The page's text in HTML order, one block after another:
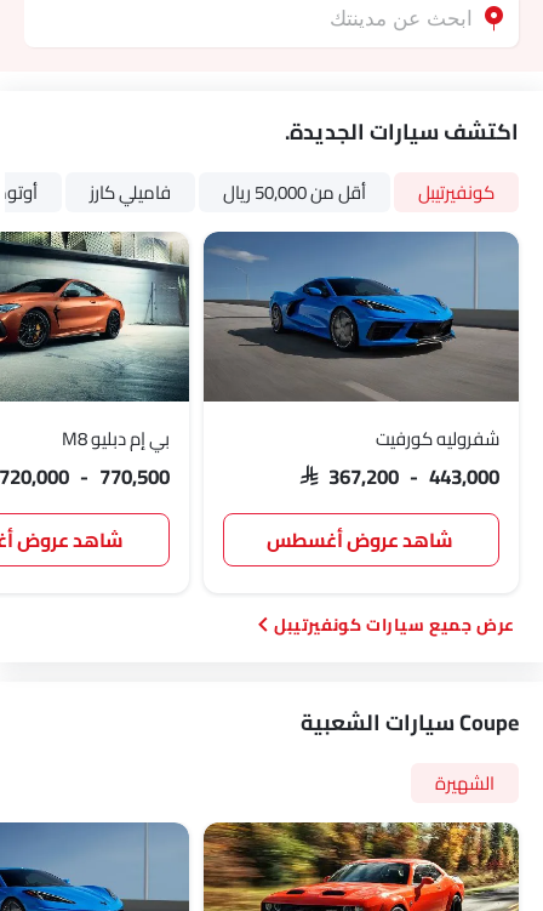
اكتشف سيارات الجديدة.
كونفيرتيبل أقل من 50,000 ريال فاميلي كارز
شفروليه كورفيت
SAR 367,200 - 443,000
شاهد عروض أغسطس
بي إم دبليو M8
720,000 - 770,500
شاهد عروض
سيارات كونفيرتيبل
Coupe سيارات الشعبية
الشهيرة